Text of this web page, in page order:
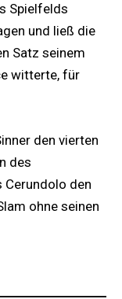
Spielfelds
und ließ die
Satz seinem
witterte, für
den vierten
des
Cerundolo den
ohne seinen